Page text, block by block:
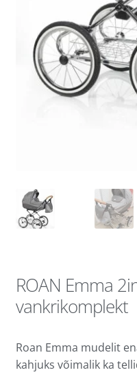
ROAN Emma
vankrikomplekt
Roan Emma mudelit
kahjuks võimalik ka